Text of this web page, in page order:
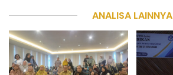
ANALISA LAINNYA